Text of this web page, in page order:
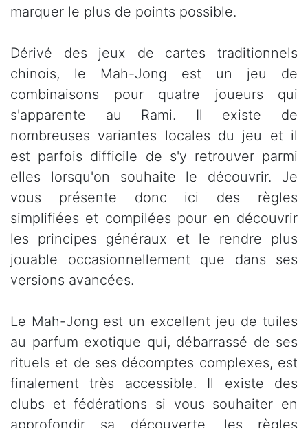
marquer le plus de points possible.
Dérivé des jeux de cartes traditionnels
chinois, le Mah-Jong est un jeu de
combinaisons pour quatre joueurs qui
s'apparente au Rami. Il existe de
nombreuses variantes locales du jeu et il
est parfois difficile de s'y retrouver parmi
elles lorsqu'on souhaite le découvrir. Je
vous présente donc ici des règles
simplifiées et compilées pour en découvrir
les principes généraux et le rendre plus
jouable occasionnellement que dans ses
versions avancées.
Le Mah-Jong est un excellent jeu de tuiles
au parfum exotique qui, débarrassé de ses
rituels et de ses décomptes complexes, est
finalement très accessible. Il existe des
clubs et fédérations si vous souhaiter en
approfondir sa découverte, les règles